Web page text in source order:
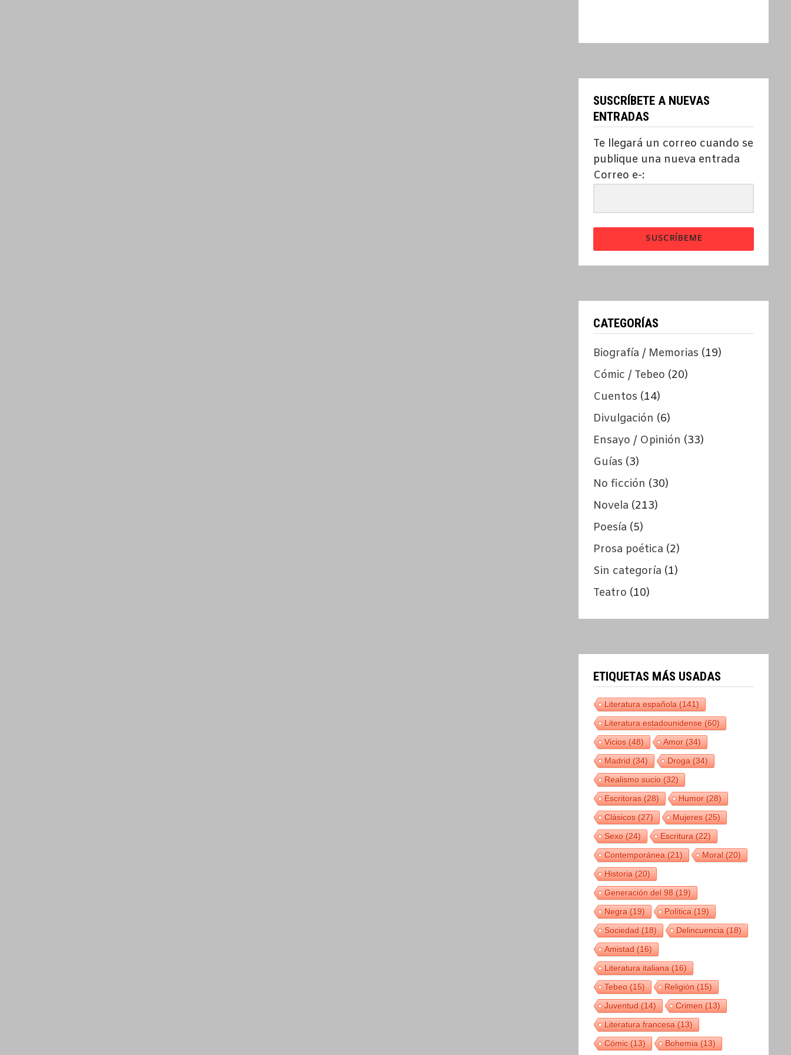
SUSCRÍBETE A NUEVAS
ENTRADAS
Te llegará un correo cuando se
publique una nueva entrada
Correo e-:
SUSCRÍBEME
CATEGORÍAS
Biografía / Memorias (19)
Cómic / Tebeo (20)
Cuentos (14)
Divulgación (6)
Ensayo / Opinión (33)
Guías (3)
No ficción (30)
Novela (213)
Poesía (5)
Prosa poética (2)
Sin categoría (1)
Teatro (10)
ETIQUETAS MÁS USADAS
Literatura española(141)
Literatura estadounidense(60)
Vicios(48) Amor(34)
Madrid(34) Droga(34)
Realismo sucio(32)
Escritoras(28) Humor(28)
Clásicos(27) Mujeres(25)
Sexo(24) Escritura(22)
Contemporánea(21) Moral(20)
Historia(20)
Generación del 98(19)
Negra(19) Política(19)
Sociedad(18) Delincuencia(18)
Amistad(16)
Literatura italiana(16)
Tebeo(15) Religión(15)
Juventud(14) Crimen(13)
Literatura francesa(13)
Cómic(13) Bohemia(13)